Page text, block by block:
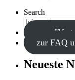
Search
zum
zur FAQ
Neueste